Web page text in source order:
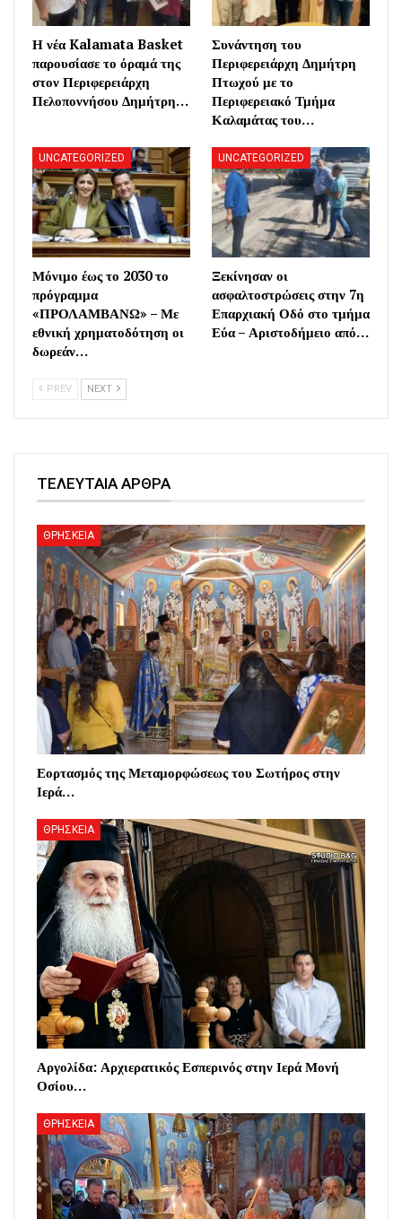
Η νέα Kalamata Basket
παρουσίασε το όραμά της
στον Περιφερειάρχη
Πελοποννήσου Δημήτρη…
Συνάντηση του
Περιφερειάρχη Δημήτρη
Πτωχού με το
Περιφερειακό Τμήμα
Καλαμάτας του…
UNCATEGORIZED
Μόνιμο έως το 2030 το
πρόγραμμα
«ΠΡΟΛΑΜΒΑΝΩ» – Με
εθνική χρηματοδότηση οι
δωρεάν…
UNCATEGORIZED
Ξεκίνησαν οι
ασφαλτοστρώσεις στην 7η
Επαρχιακή Οδό στο τμήμα
Εύα – Αριστοδήμειο από…
PREV NEXT
ΤΕΛΕΥΤΑΙΑ ΑΡΘΡΑ
ΘΡΗΣΚΕΙΑ
Εορτασμός της Μεταμορφώσεως του Σωτήρος στην
Ιερά…
ΘΡΗΣΚΕΙΑ
Αργολίδα: Αρχιερατικός Εσπερινός στην Ιερά Μονή
Οσίου…
ΘΡΗΣΚΕΙΑ